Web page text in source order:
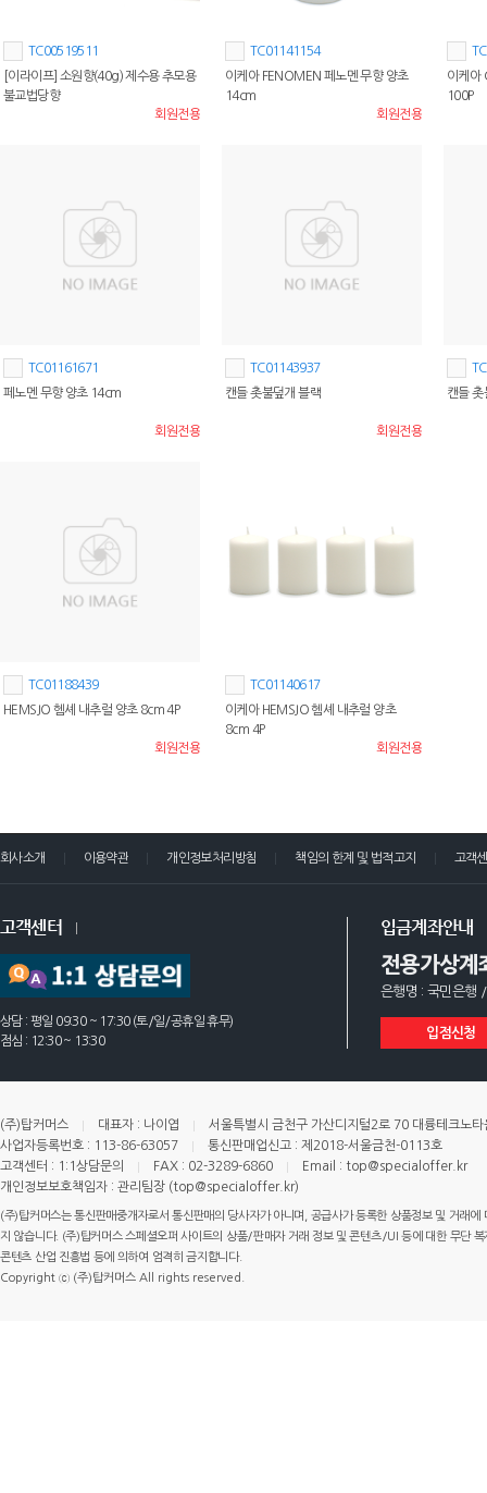
TC00519511
[이라이프] 소원향(40g) 제수용 추모용
불교법당향
회원전용
TC01141154
이케아 FENOMEN 페노멘 무향 양초
14cm
회원전용
이케아
100P
TC01161671
페노멘 무향 양초 14cm
회원전용
TC01143937
캔들 촛불덮개 블랙
회원전용
캔들 촛
TC01188439
HEMSJO 헴셰 내추럴 양초 8cm 4P
회원전용
TC01140617
이케아 HEMSJO 헴셰 내추럴 양초
8cm 4P
회원전용
회사소개 이용약관 개인정보처리방침 책임의 한계 및 법적고지 고객
고객센터
상담 : 평일 09:30 ~ 17:30 (토/일/공휴일 휴무)
점심 : 12:30 ~ 13:30
입금계좌안내
전용가상계
은행명 : 국민은행
입점신청
(주)탑커머스 대표자 : 나이엽
서울특별시 금천구 가산디지털2로 70 대륭테크노
사업자등록번호 : 113-86-63057
통신판매업신고 : 제2018-서울금천-0113호
고객센터 : 1:1상담문의
FAX : 02-3289-6860
Email : top@specialoffer.kr
개인정보보호책임자 : 관리팀장 (top@specialoffer.kr)
(주)탑커머스는 통신판매중개자로서 통신판매의 당사자가 아니며, 공급사가 등록한 상품정보 및 거래
지 않습니다. (주)탑커머스 스페셜오퍼 사이트의 상품/판매자 거래 정보 및 콘텐츠/UI 등에 대한 무단
콘텐츠 산업 진흥법 등에 의하여 엄격히 금지합니다.
Copyright ⓒ (주)탑커머스 All rights reserved.